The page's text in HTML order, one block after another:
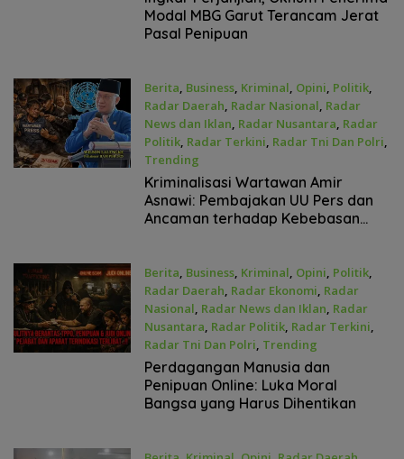
Modal MBG Garut Terancam Jerat
Pasal Penipuan
Berita, Business, Kriminal, Opini, Politik,
Radar Daerah, Radar Nasional, Radar
News dan Iklan, Radar Nusantara, Radar
Politik, Radar Terkini, Radar Tni Dan Polri,
Trending
April 24, 2026
Kriminalisasi Wartawan Amir
Asnawi: Pembajakan UU Pers dan
Ancaman terhadap Kebebasan
Berita, Business, Kriminal, Opini, Politik,
Radar Daerah, Radar Ekonomi, Radar
Nasional, Radar News dan Iklan, Radar
Nusantara, Radar Politik, Radar Terkini,
Radar Tni Dan Polri, Trending
April 24, 2026
Perdagangan Manusia dan
Penipuan Online: Luka Moral
Bangsa yang Harus Dihentikan